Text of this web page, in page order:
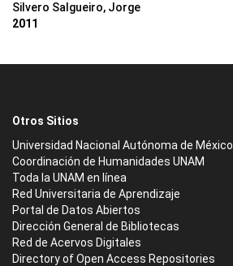
Silvero Salgueiro, Jorge
2011
Otros Sitios
Universidad Nacional Autónoma de México
Coordinación de Humanidades UNAM
Toda la UNAM en línea
Red Universitaria de Aprendizaje
Portal de Datos Abiertos
Dirección General de Bibliotecas
Red de Acervos Digitales
Directory of Open Access Repositories